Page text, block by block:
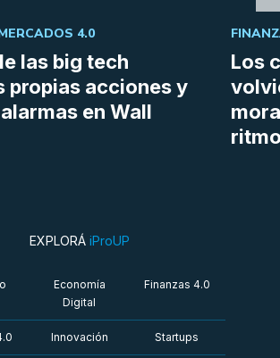
las big tech
propias acciones y
en Wall
4.0
Los
EXPLORÁ iProUP
Economía
Digital
Finanzas 4.0
Innovación Startups